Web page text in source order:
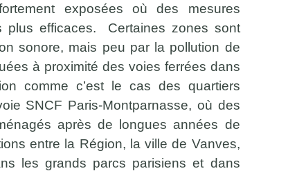
exposées où des mesures
plus efficaces.
Certaines zones sont
sonore, mais peu par la pollution de
à proximité des voies ferrées dans
comme c’est le cas des quartiers
SNCF Paris-Montparnasse, où des
après de longues années de
entre la Région, la ville de Vanves,
les grands parcs parisiens et dans